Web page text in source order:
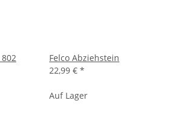
Felco Abziehstein
22,99 € *
Auf Lager